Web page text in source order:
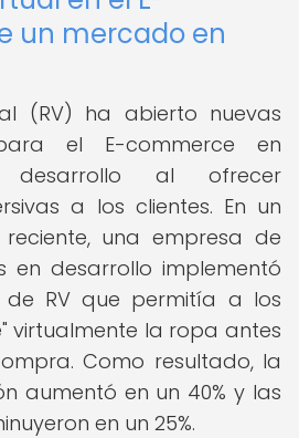
un mercado en
(RV) ha abierto nuevas
el E-commerce en
desarrollo al ofrecer
a los clientes. En un
una empresa de
desarrollo implementó
de RV que permitía a los
virtualmente la ropa antes
Como resultado, la
aumentó en un 40% y las
en un 25%.